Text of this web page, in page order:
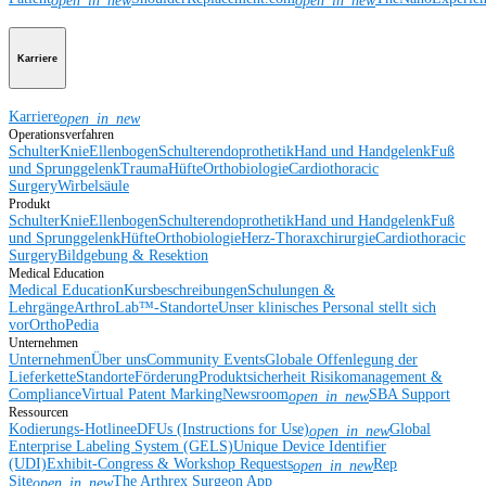
Karriere
Karriereopen_in_new
Operationsverfahren
SchulterKnieEllenbogenSchulterendoprothetikHand und HandgelenkFuß
und SprunggelenkTraumaHüfteOrthobiologieCardiothoracic
SurgeryWirbelsäule
Produkt
SchulterKnieEllenbogenSchulterendoprothetikHand und HandgelenkFuß
und SprunggelenkHüfteOrthobiologieHerz-ThoraxchirurgieCardiothoracic
SurgeryBildgebung & Resektion
Medical Education
Medical EducationKursbeschreibungenSchulungen &
LehrgängeArthroLab™-StandorteUnser klinisches Personal stellt sich
vorOrthoPedia
Unternehmen
UnternehmenÜber unsCommunity EventsGlobale Offenlegung der
LieferketteStandorteFörderungProduktsicherheit Risikomanagement &
ComplianceVirtual Patent MarkingNewsroomopen_in_newSBA Support
Ressourcen
Kodierungs-HotlineeDFUs (Instructions for Use)open_in_newGlobal
Enterprise Labeling System (GELS)Unique Device Identifier
(UDI)Exhibit-Congress & Workshop Requestsopen_in_newRep
Site
The Arthrex Surgeon App